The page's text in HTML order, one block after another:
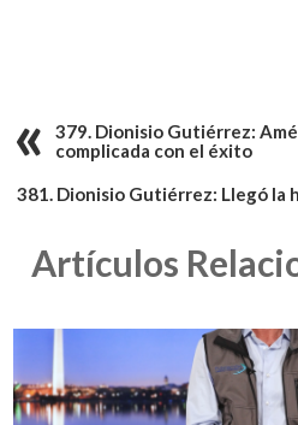
379. Dionisio Gutiérrez:
complicada con el éxito
381. Dionisio Gutiérrez: Llegó la
Artículos